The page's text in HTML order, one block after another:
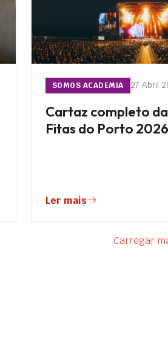
SOMOS ACADEMIA 27 Abril
Cartaz completo
Fitas do Porto 2026
Ler mais
Carregar